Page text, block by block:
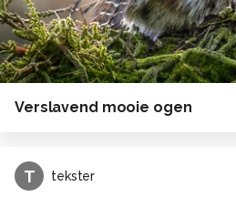
Verslavend mooie ogen
T tekster